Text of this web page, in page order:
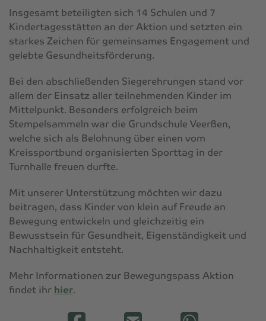
Insgesamt beteiligten sich 14 Schulen und 7
Kindertagesstätten an der Aktion und setzten ein
starkes Zeichen für gemeinsames Engagement und
gelebte Gesundheitsförderung.
Bei den abschließenden Siegerehrungen stand vor
allem der Einsatz aller teilnehmenden Kinder im
Mittelpunkt. Besonders erfolgreich beim
Stempelsammeln war die Grundschule Veerßen,
welche sich als Belohnung über einen vom
Kreissportbund organisierten Sporttag in der
Turnhalle freuen durfte.
Mit unserer Unterstützung möchten wir dazu
beitragen, dass Kinder von klein auf Freude an
Bewegung entwickeln und gleichzeitig ein
Bewusstsein für Gesundheit, Eigenständigkeit und
Nachhaltigkeit entsteht.
Mehr Informationen zur Bewegungspass Aktion
findet ihr hier.